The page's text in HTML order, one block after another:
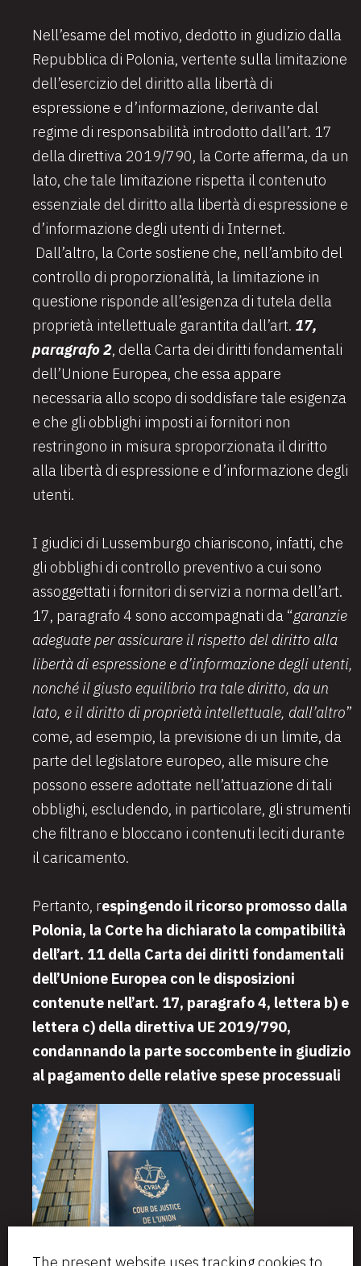
Nell’esame del motivo, dedotto in giudizio dalla
Repubblica di Polonia, vertente sulla limitazione
dell’esercizio del diritto alla libertà di
espressione e d’informazione, derivante dal
regime di responsabilità introdotto dall’art. 17
della direttiva 2019/790, la Corte afferma, da un
lato, che tale limitazione rispetta il contenuto
essenziale del diritto alla libertà di espressione e
d’informazione degli utenti di Internet.
Dall’altro, la Corte sostiene che, nell’ambito del
controllo di proporzionalità, la limitazione in
questione risponde all’esigenza di tutela della
proprietà intellettuale garantita dall’art. 17,
paragrafo 2, della Carta dei diritti fondamentali
dell’Unione Europea, che essa appare
necessaria allo scopo di soddisfare tale esigenza
e che gli obblighi imposti ai fornitori non
restringono in misura sproporzionata il diritto
alla libertà di espressione e d’informazione degli
utenti.
I giudici di Lussemburgo chiariscono, infatti, che
gli obblighi di controllo preventivo a cui sono
assoggettati i fornitori di servizi a norma dell’art.
17, paragrafo 4 sono accompagnati da “garanzie
adeguate per assicurare il rispetto del diritto alla
libertà di espressione e d’informazione degli utenti,
nonché il giusto equilibrio tra tale diritto, da un
lato, e il diritto di proprietà intellettuale, dall’altro”
come, ad esempio, la previsione di un limite, da
parte del legislatore europeo, alle misure che
possono essere adottate nell’attuazione di tali
obblighi, escludendo, in particolare, gli strumenti
che filtrano e bloccano i contenuti leciti durante
il caricamento.
Pertanto, respingendo il ricorso promosso dalla
Polonia, la Corte ha dichiarato la compatibilità
dell’art. 11 della Carta dei diritti fondamentali
dell’Unione Europea con le disposizioni
contenute nell’art. 17, paragrafo 4, lettera b) e
lettera c) della direttiva UE 2019/790,
condannando la parte soccombente in giudizio
al pagamento delle relative spese processuali